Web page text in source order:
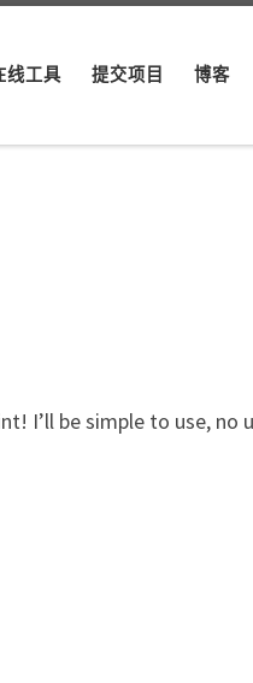
线工具 提交项目 博客
I’ll be simple to use, no